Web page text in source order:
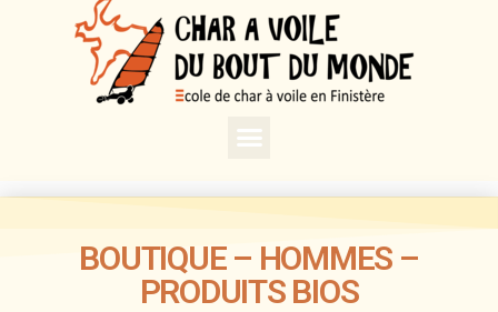
BOUTIQUE – HOMMES –
PRODUITS BIOS